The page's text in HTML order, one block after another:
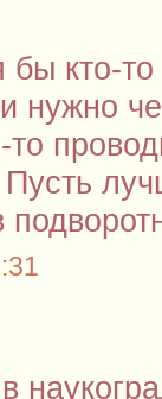
кто-
нужно